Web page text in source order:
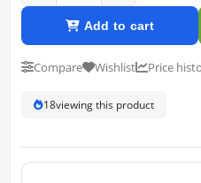
Add to cart
Compare Wishlist Price
19viewing this product